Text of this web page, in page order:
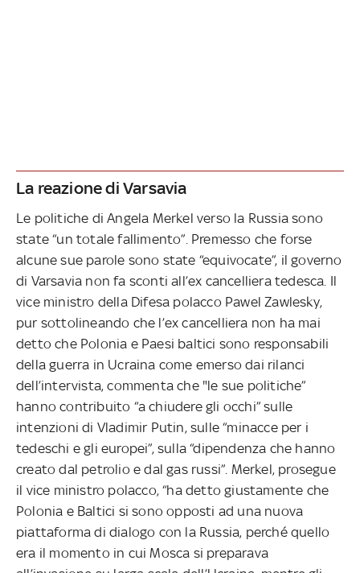
La reazione di Varsavia
Le politiche di Angela Merkel verso la Russia sono
state “un totale fallimento”. Premesso che forse
alcune sue parole sono state “equivocate”, il governo
di Varsavia non fa sconti all’ex cancelliera tedesca. Il
vice ministro della Difesa polacco Pawel Zawlesky,
pur sottolineando che l’ex cancelliera non ha mai
detto che Polonia e Paesi baltici sono responsabili
della guerra in Ucraina come emerso dai rilanci
dell’intervista, commenta che "le sue politiche”
hanno contribuito “a chiudere gli occhi” sulle
intenzioni di Vladimir Putin, sulle “minacce per i
tedeschi e gli europei”, sulla “dipendenza che hanno
creato dal petrolio e dal gas russi”. Merkel, prosegue
il vice ministro polacco, “ha detto giustamente che
Polonia e Baltici si sono opposti ad una nuova
piattaforma di dialogo con la Russia, perché quello
era il momento in cui Mosca si preparava